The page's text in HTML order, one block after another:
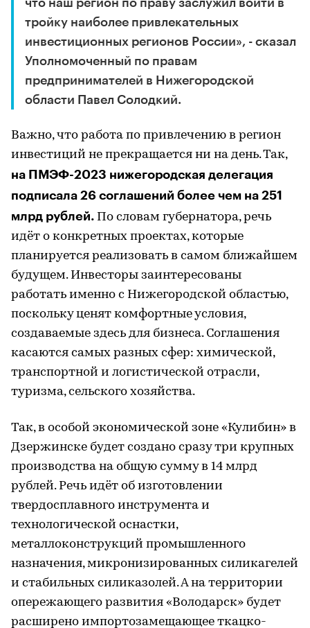
что наш регион по праву заслужил войти в
тройку наиболее привлекательных
инвестиционных регионов России», - сказал
Уполномоченный по правам
предпринимателей в Нижегородской
области Павел Солодкий.
Важно, что работа по привлечению в регион
инвестиций не прекращается ни на день. Так,
на ПМЭФ-2023 нижегородская делегация
подписала 26 соглашений более чем на 251
млрд рублей. По словам губернатора, речь
идёт о конкретных проектах, которые
планируется реализовать в самом ближайшем
будущем. Инвесторы заинтересованы
работать именно с Нижегородской областью,
поскольку ценят комфортные условия,
создаваемые здесь для бизнеса. Соглашения
касаются самых разных сфер: химической,
транспортной и логистической отрасли,
туризма, сельского хозяйства.
Так, в особой экономической зоне «Кулибин» в
Дзержинске будет создано сразу три крупных
производства на общую сумму в 14 млрд
рублей. Речь идёт об изготовлении
твердосплавного инструмента и
технологической оснастки,
металлоконструкций промышленного
назначения, микронизированных силикагелей
и стабильных силиказолей. А на территории
опережающего развития «Володарск» будет
расширено импортозамещающее ткацко-